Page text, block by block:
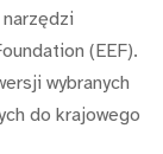
(EEF).
wybranych
do krajowego